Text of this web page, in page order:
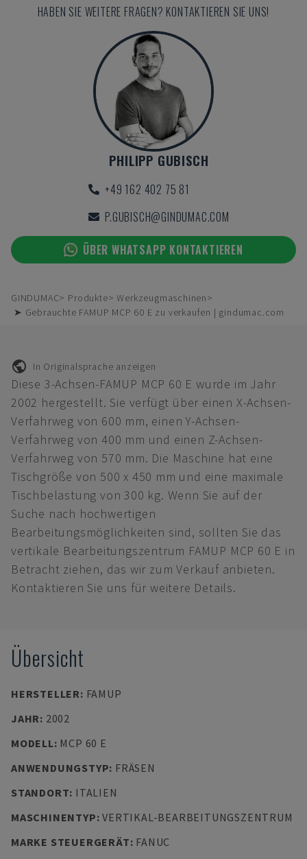
HABEN SIE WEITERE FRAGEN? KONTAKTIEREN SIE UNS!
PHILIPP GUBISCH
+49 162 402 75 81
P.GUBISCH@GINDUMAC.COM
ÜBER WHATSAPP KONTAKTIEREN
GINDUMAC Produkte
Werkzeugmaschinen
➤ Gebrauchte FAMUP MCP 60 E zu verkaufen | gindumac.com
In Originalsprache anzeigen
Diese 3-Achsen-FAMUP MCP 60 E wurde im Jahr
2002 hergestellt. Sie verfügt über einen X-Achsen-
Verfahrweg von 600 mm, einen Y-Achsen-
Verfahrweg von 400 mm und einen Z-Achsen-
Verfahrweg von 570 mm. Die Maschine hat eine
Tischgröße von 500 x 450 mm und eine maximale
Tischbelastung von 300 kg. Wenn Sie auf der
Suche nach hochwertigen
Bearbeitungsmöglichkeiten sind, sollten Sie das
vertikale Bearbeitungszentrum FAMUP MCP 60 E in
Betracht ziehen, das wir zum Verkauf anbieten.
Kontaktieren Sie uns für weitere Details.
Übersicht
HERSTELLER: FAMUP
JAHR: 2002
MODELL: MCP 60 E
ANWENDUNGSTYP: FRÄSEN
STANDORT: ITALIEN
MASCHINENTYP:VERTIKAL-BEARBEITUNGSZENTRUM
MARKE STEUERGERÄT: FANUC